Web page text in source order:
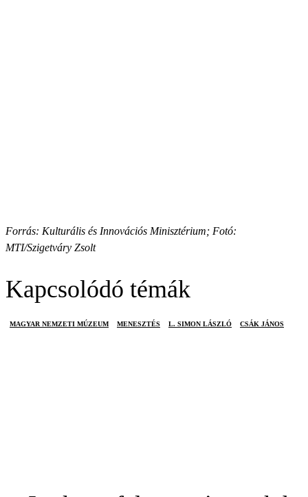
Forrás: Kulturális és Innovációs Minisztérium; Fotó:
MTI/Szigetváry Zsolt
Kapcsolódó témák
MAGYAR NEMZETI MÚZEUM MENESZTÉS L. SIMON LÁSZLÓ CSÁK JÁNOS